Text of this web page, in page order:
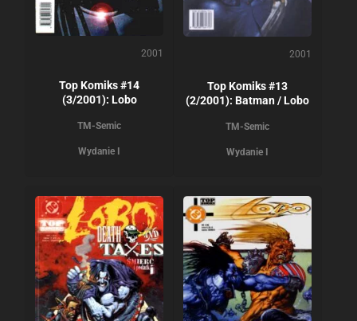
2001
Top Komiks #14
(3/2001): Lobo
TM-Semic
Wydanie I
2001
Top Komiks #13
(2/2001): Batman / Lobo
TM-Semic
Wydanie I